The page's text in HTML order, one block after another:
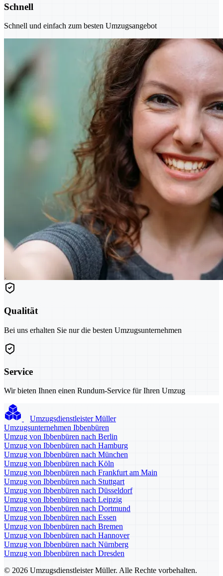
Schnell
Schnell und einfach zum besten Umzugsangebot
Qualität
Bei uns erhalten Sie nur die besten Umzugsunternehmen
Service
Wir bieten Ihnen einen Rundum-Service für Ihren Umzug
Umzugsdienstleister Müller
Umzugsunternehmen Ibbenbüren
Umzug von Ibbenbüren nach Berlin
Umzug von Ibbenbüren nach Hamburg
Umzug von Ibbenbüren nach München
Umzug von Ibbenbüren nach Köln
Umzug von Ibbenbüren nach Frankfurt am Main
Umzug von Ibbenbüren nach Stuttgart
Umzug von Ibbenbüren nach Düsseldorf
Umzug von Ibbenbüren nach Leipzig
Umzug von Ibbenbüren nach Dortmund
Umzug von Ibbenbüren nach Essen
Umzug von Ibbenbüren nach Bremen
Umzug von Ibbenbüren nach Hannover
Umzug von Ibbenbüren nach Nürnberg
Umzug von Ibbenbüren nach Dresden
© 2026 Umzugsdienstleister Müller. Alle Rechte vorbehalten.